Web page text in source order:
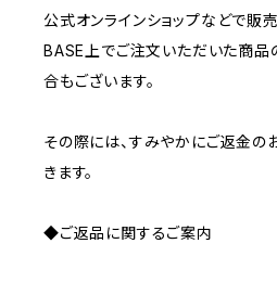
公式オンラインショップなどで販
BASE上でご注文いただいた商品
合もございます。
その際には、すみやかにご返金の
きます。
◆ご返品に関するご案内